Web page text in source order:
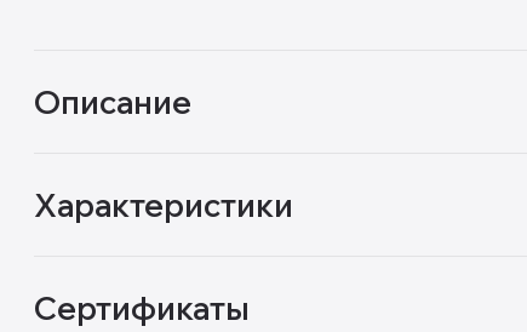
Описание
Характеристики
Сертификаты